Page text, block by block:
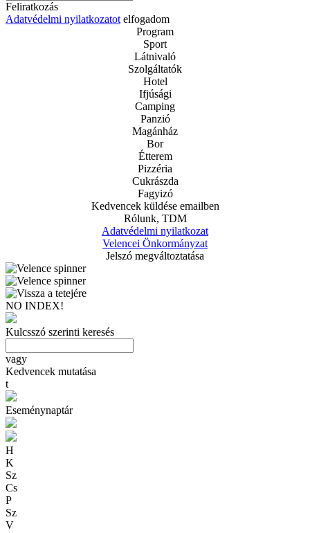
Feliratkozás
Adatvédelmi nyilatkozatot elfogadom
Program
Sport
Látnivaló
Szolgáltatók
Hotel
Ifjúsági
Camping
Panzió
Magánház
Bor
Étterem
Pizzéria
Cukrászda
Fagyizó
Kedvencek küldése emailben
Rólunk, TDM
Adatvédelmi nyilatkozat
Velencei Önkormányzat
Jelszó megváltoztatása
NO INDEX!
Kulcsszó szerinti keresés
vagy
Kedvencek mutatása
t
Eseménynaptár
H
K
Sz
Cs
P
Sz
V